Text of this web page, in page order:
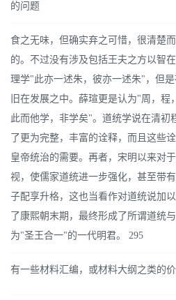
的问题
食之无味，但确实弃之可惜，很清楚
的。不过没有涉及包括王夫之方以智
理学"此亦一述朱，彼亦一述朱"，但
旧在发展之中。薛瑄更是认为"周，
此而他学，非学矣"。道统学说在清初
了更为完整，丰富的诠释，而且这些
皇帝统治的需要。再者，宋明以来对
视，使儒家道统进一步强化，甚至带
子配享升格，这也当看作对道统说加
了康熙朝末期，最终形成了所谓道统
为"圣王合一"的一代明君。 295
有一些材料汇编，或材料大纲之类的